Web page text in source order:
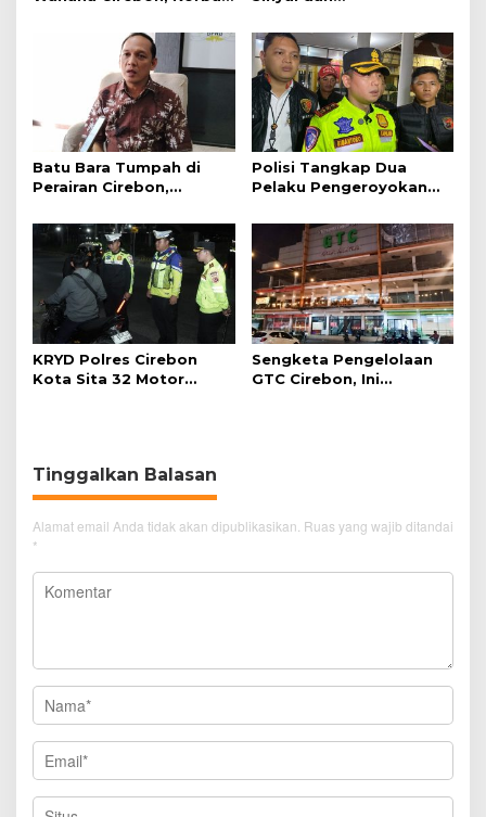
Perjalanan Kereta Api
Batu Bara Tumpah di
Perairan Cirebon,
Hijau
Polisi Tangkap Dua
Pelaku Pengeroyokan
KRYD Polres Cirebon
Kota Sita 32 Motor
Sengketa Pengelolaan
GTC Cirebon, Ini
Tinggalkan Balasan
Alamat email Anda tidak akan dipublikasikan. Ruas yang wajib ditandai
*